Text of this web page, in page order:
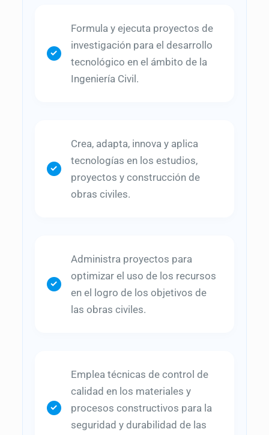
Formula y ejecuta proyectos de
investigación para el desarrollo
tecnológico en el ámbito de la
Ingeniería Civil.
Crea, adapta, innova y aplica
tecnologías en los estudios,
proyectos y construcción de
obras civiles.
Administra proyectos para
optimizar el uso de los recursos
en el logro de los objetivos de
las obras civiles.
Emplea técnicas de control de
calidad en los materiales y
procesos constructivos para la
seguridad y durabilidad de las